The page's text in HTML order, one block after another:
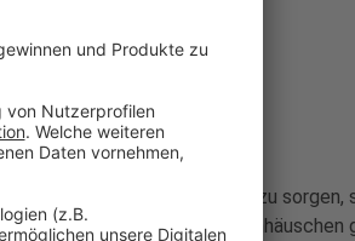
Bienenparadies oben drauf zu sorgen,
Mülltonnenboxen oder Gartenhäuschen